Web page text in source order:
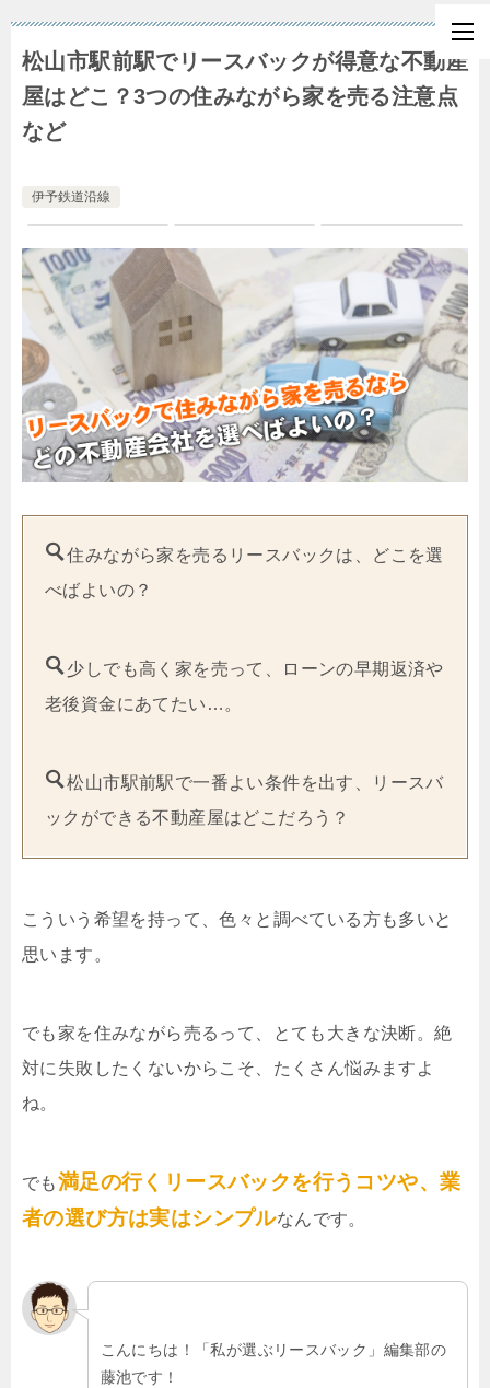
松山市駅前駅でリースバックが得意な不動産
屋はどこ？3つの住みながら家を売る注意点
など
伊予鉄道沿線
住みながら家を売るリースバックは、どこを選
べばよいの？
少しでも高く家を売って、ローンの早期返済や
老後資金にあてたい…。
松山市駅前駅で一番よい条件を出す、リースバ
ックができる不動産屋はどこだろう？
こういう希望を持って、色々と調べている方も多いと
思います。
でも家を住みながら売るって、とても大きな決断。絶
対に失敗したくないからこそ、たくさん悩みますよ
ね。
でも満足の行くリースバックを行うコツや、業
者の選び方は実はシンプルなんです。
こんにちは！「私が選ぶリースバック」編集部の
藤池です！